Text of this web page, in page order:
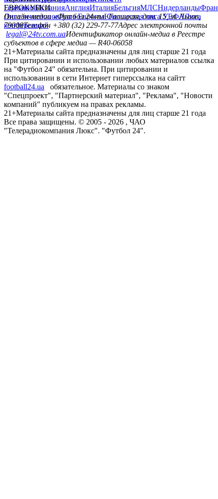
ГерманияИспанияАнглияИталияБельгияМЛСНидерланды
ЕВРОКУБКИ
Лига чемпионовЛига ЕвропыЮношеская лига УЕФАЛига
конференций
Онлайн-медиа «Футбол 24»пл. Галицкая, дом. 15, м. Львов,
79008Телефон +380 (32) 229-77-77Адрес электронной почты
legal@24tv.com.uaИдентификатор онлайн-медиа в Реестре
субъектов в сфере медиа — R40-06058
21+Материалы сайта предназначены для лиц старше 21 года
При цитировании и использовании любых материалов ссылка
на "Футбол 24" обязательна. При цитировании и
использовании в сети Интернет гиперссылка на сайтт
football24.ua
обязательное. Материалы со знаком
"Спецпроект", "Партнерский материал", "Реклама", "Новости
компаний" публикуем на правах рекламы.
21+Материалы сайта предназначены для лиц старше 21 года
Все права защищены. © 2005 - 2026 , ЧАО
"Телерадиокомпания Люкс". "Футбол 24".